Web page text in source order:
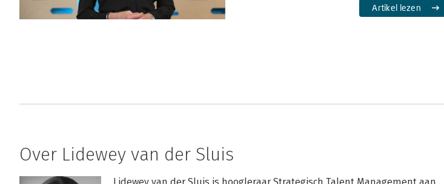
Artikel lezen
Over Lidewey van der Sluis